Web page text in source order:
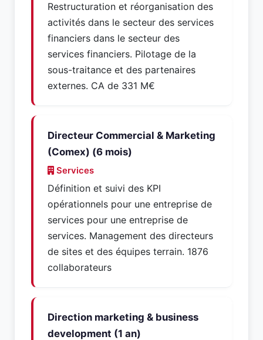
Restructuration et réorganisation des
activités dans le secteur des services
financiers dans le secteur des
services financiers. Pilotage de la
sous-traitance et des partenaires
externes. CA de 331 M€
Directeur Commercial & Marketing
(Comex) (6 mois)
Services
Définition et suivi des KPI
opérationnels pour une entreprise de
services pour une entreprise de
services. Management des directeurs
de sites et des équipes terrain. 1876
collaborateurs
Direction marketing & business
development (1 an)